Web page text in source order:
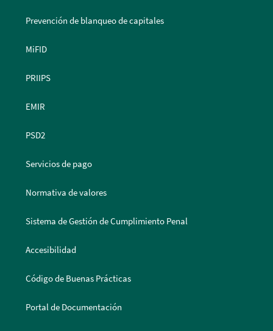
Prevención de blanqueo de capitales
MiFID
PRIIPS
EMIR
PSD2
Servicios de pago
Normativa de valores
Sistema de Gestión de Cumplimiento Penal
Accesibilidad
Código de Buenas Prácticas
Portal de Documentación